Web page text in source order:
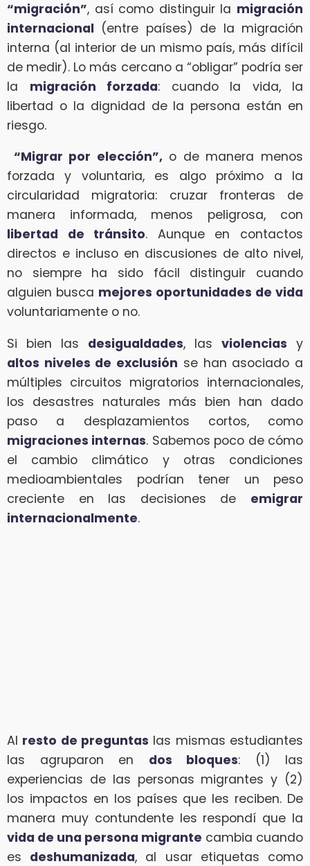
“migración”, así como distinguir la migración
internacional (entre países) de la migración
interna (al interior de un mismo país, más difícil
de medir). Lo más cercano a “obligar” podría ser
la migración forzada: cuando la vida, la
libertad o la dignidad de la persona están en
riesgo.
“Migrar por elección”,o de manera menos
forzada y voluntaria, es algo próximo a la
circularidad migratoria: cruzar fronteras de
manera informada, menos peligrosa, con
libertad de tránsito. Aunque en contactos
directos e incluso en discusiones de alto nivel,
no siempre ha sido fácil distinguir cuando
alguien busca mejores oportunidades de vida
voluntariamente o no.
Si bien las desigualdades, las violencias y
altos niveles de exclusión se han asociado a
múltiples circuitos migratorios internacionales,
los desastres naturales más bien han dado
paso a desplazamientos cortos, como
migraciones internas. Sabemos poco de cómo
el cambio climático y otras condiciones
medioambientales podrían tener un peso
creciente en las decisiones de emigrar
internacionalmente.
Al resto de preguntas las mismas estudiantes
las agruparon en dos bloques: (1) las
experiencias de las personas migrantes y (2)
los impactos en los países que les reciben. De
manera muy contundente les respondí que la
vida de una persona migrante cambia cuando
es deshumanizada, al usar etiquetas como